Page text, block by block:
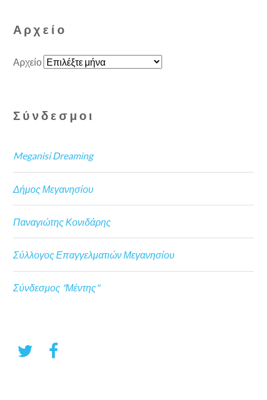
Αρχείο
Αρχείο
Σύνδεσμοι
Meganisi Dreaming
Δήμος Μεγανησίου
Παναγιώτης Κονιδάρης
Σύλλογος Επαγγελματιών Μεγανησίου
Σύνδεσμος "Μέντης"